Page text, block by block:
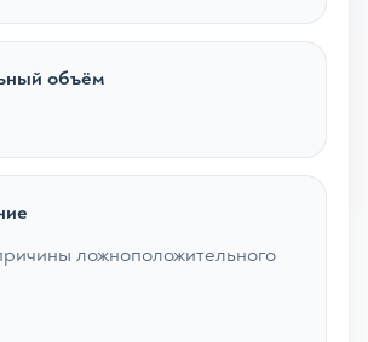
объём
ложноположительного